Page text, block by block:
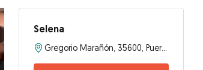
Selena
Gregorio Marañón, 35600, Puerto del Rosario